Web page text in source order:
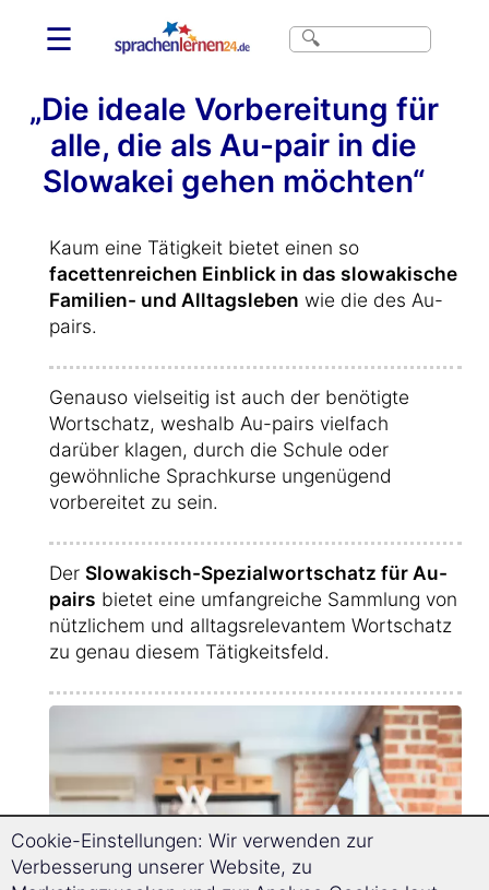
☰
„Die ideale Vorbereitung für
alle, die als Au-pair in die
Slowakei gehen möchten“
Kaum eine Tätigkeit bietet einen so
facettenreichen Einblick in das slowakische
Familien- und Alltagsleben wie die des Au-
pairs.
Genauso vielseitig ist auch der benötigte
Wortschatz, weshalb Au-pairs vielfach
darüber klagen, durch die Schule oder
gewöhnliche Sprachkurse ungenügend
vorbereitet zu sein.
Der Slowakisch-Spezialwortschatz für Au-
pairs bietet eine umfangreiche Sammlung von
nützlichem und alltagsrelevantem Wortschatz
zu genau diesem Tätigkeitsfeld.
Cookie-Einstellungen: Wir verwenden zur
Verbesserung unserer Website, zu